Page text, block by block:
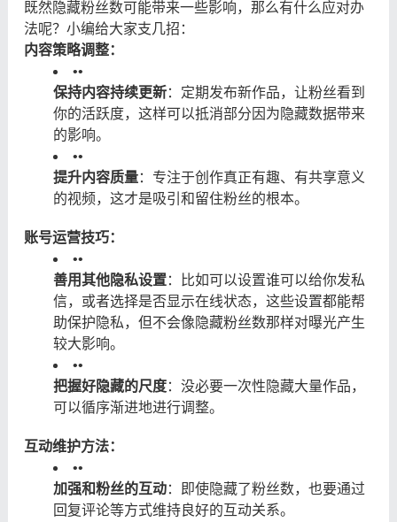
既然隐藏粉丝数可能带来一些影响，那么有什么应对办
法呢？小编给大家支几招：
内容策略调整：
••
保持内容持续更新：定期发布新作品，让粉丝看到
你的活跃度，这样可以抵消部分因为隐藏数据带来
的影响。
••
提升内容质量：专注于创作真正有趣、有共享意义
的视频，这才是吸引和留住粉丝的根本。
账号运营技巧：
••
善用其他隐私设置：比如可以设置谁可以给你发私
信，或者选择是否显示在线状态，这些设置都能帮
助保护隐私，但不会像隐藏粉丝数那样对曝光产生
较大影响。
••
把握好隐藏的尺度：没必要一次性隐藏大量作品，
可以循序渐进地进行调整。
互动维护方法：
••
加强和粉丝的互动：即使隐藏了粉丝数，也要通过
回复评论等方式维持良好的互动关系。